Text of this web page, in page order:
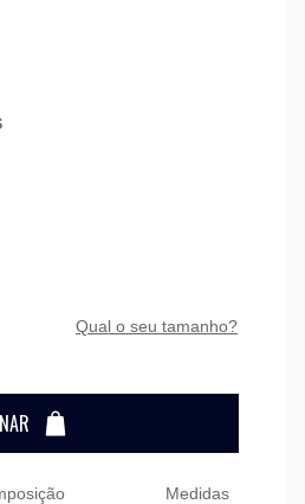
qual o seu tamanho?
Medidas